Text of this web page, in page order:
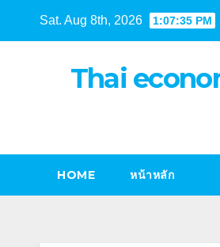
Sat. Aug 8th, 2026 1:07:35 PM
Thai
HOME หน้าหลัก